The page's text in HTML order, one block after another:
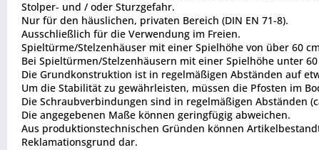
Stolper- und / oder Sturzgefahr.
Nur für den häuslichen, privaten Bereich (DIN EN 71-8).
Ausschließlich für die Verwendung im Freien.
Spieltürme/Stelzenhäuser mit einer Spielhöhe von über 60
Bei Spieltürmen/Stelzenhäusern mit einer Spielhöhe unter
Die Grundkonstruktion ist in regelmäßigen Abständen auf
Um die Stabilität zu gewährleisten, müssen die Pfosten im
Die Schraubverbindungen sind in regelmäßigen Abständen
Die angegebenen Maße können geringfügig abweichen.
Aus produktionstechnischen Gründen können
Reklamationsgrund dar.